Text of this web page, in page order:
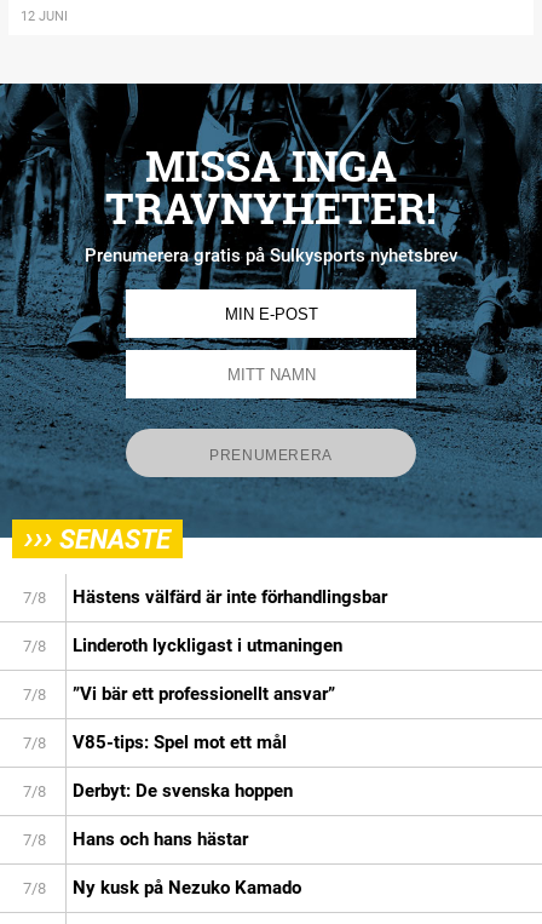
12 JUNI
MISSA INGA
TRAVNYHETER!
Prenumerera gratis på Sulkysports nyhetsbrev
››› SENASTE
7/8 Hästens välfärd är inte förhandlingsbar
7/8 Linderoth lyckligast i utmaningen
7/8 ”Vi bär ett professionellt ansvar”
7/8 V85-tips: Spel mot ett mål
7/8 Derbyt: De svenska hoppen
7/8 Hans och hans hästar
7/8 Ny kusk på Nezuko Kamado